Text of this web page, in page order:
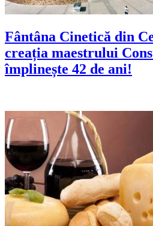
Fântâna Cinetică din
creația maestrului
împlinește 42 de ani!